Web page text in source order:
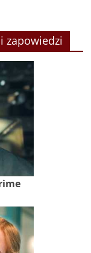
zapowiedzi